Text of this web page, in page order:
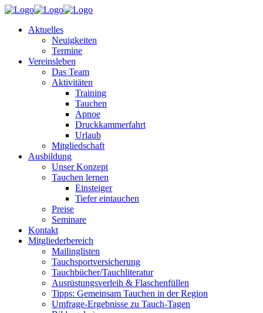
Aktuelles
Neuigkeiten
Termine
Vereinsleben
Das Team
Aktivitäten
Training
Tauchen
Apnoe
Druckkammerfahrt
Urlaub
Mitgliedschaft
Ausbildung
Unser Konzept
Tauchen lernen
Einsteiger
Tiefer eintauchen
Preise
Seminare
Kontakt
Mitgliederbereich
Mailinglisten
Tauchsportversicherung
Tauchbücher/Tauchliteratur
Ausrüstungsverleih & Flaschenfüllen
Tipps: Gemeinsam Tauchen in der Region
Umfrage-Ergebnisse zu Tauch-Tagen